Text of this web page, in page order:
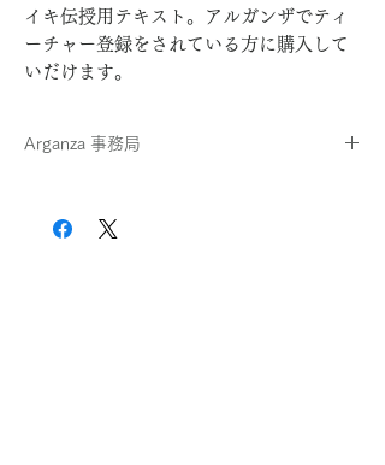
イキ伝授用テキスト。アルガンザでティ
ーチャー登録をされている方に購入して
いだけます。
Arganza 事務局
secretary